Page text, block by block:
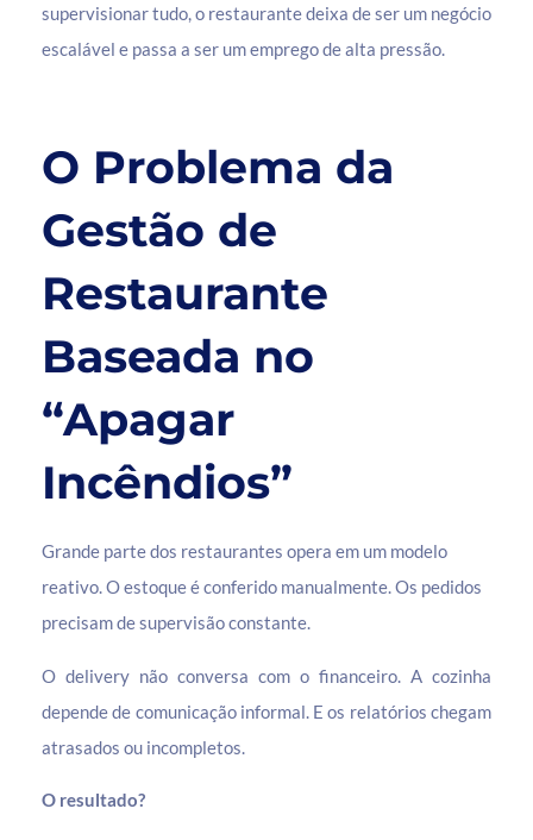
supervisionar tudo, o restaurante deixa de ser um negócio
escalável e passa a ser um emprego de alta pressão.
O Problema da
Gestão de
Restaurante
Baseada no
“Apagar
Incêndios”
Grande parte dos restaurantes opera em um modelo
reativo. O estoque é conferido manualmente. Os pedidos
precisam de supervisão constante.
O delivery não conversa com o financeiro. A cozinha
depende de comunicação informal. E os relatórios chegam
atrasados ou incompletos.
O resultado?